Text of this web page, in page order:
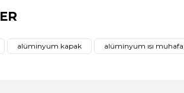
ve diğer konularda yetersiz
alüminyum kapak alüminyum ısı